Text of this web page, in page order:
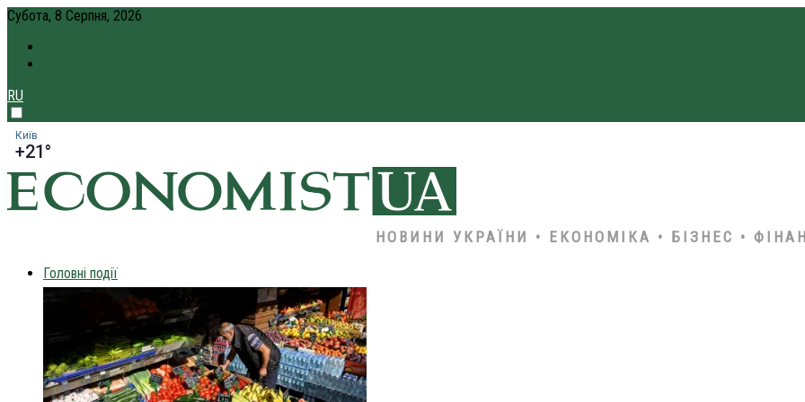
Субота, 8 Серпня, 2026
RU
Київ
+21°
НОВИНИ УКРАЇНИ • ЕКОНОМІКА • БІЗНЕС •
Головні події